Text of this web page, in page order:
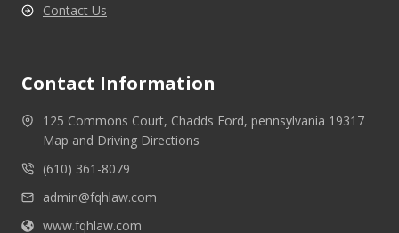
Contact Us
Contact Information
125 Commons Court, Chadds Ford, pennsylvania 19317
Map and Driving Directions
(610) 361-8079
admin@fqhlaw.com
www.fqhlaw.com